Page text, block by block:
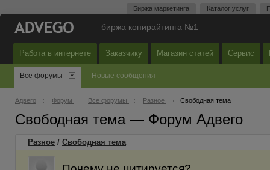
Биржа маркетинга Каталог услуг
— биржа копирайтинга №1
Работа в интернете Заказчику Магазин статей Сервис
Все форумы Новые сообщения
Адвего Форум Все форумы Разное Свободная тема
Свободная тема — Форум Адвего
Разное / Свободная тема